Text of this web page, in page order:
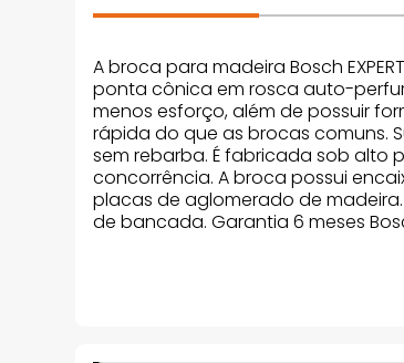
A broca para madeira Bosch
ponta cônica em rosca auto-
menos esforço, além de possuir
rápida do que as brocas comuns.
sem rebarba. É fabricada sob
concorrência. A broca possui
placas de aglomerado de
de bancada. Garantia 6 meses